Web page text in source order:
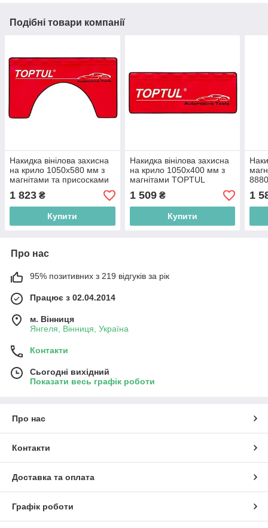
Подібні товари компанії
Накидка вінілова захисна
на крило 1050x580 мм з
магнітами та присосками
TOPTUL JJAQ2202
1 823 ₴
Купити
Накидка вінілова захисна
на крило 1050x400 мм з
магнітами TOPTUL
JJAQ1102
1 509₴
Купити
1
Про нас
95% позитивних з 219 відгуків за рік
Працює з 02.04.2014
м. Вінниця
Янгеля, Вінниця, Україна
Контакти
Сьогодні вихідний
Показати весь графік роботи
Про нас
Контакти
Доставка та оплата
Графік роботи